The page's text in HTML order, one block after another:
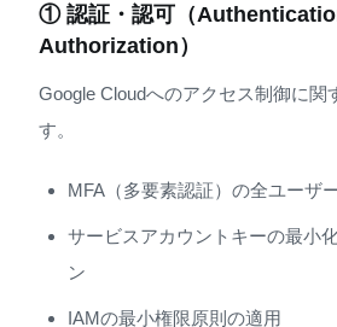
① 認証・認可（
Authorization）
Google Cloudへのアクセス制御に関
す。
MFA（多要素認証）の全ユーザ
サービスアカウントキーの最小
ン
IAMの最小権限原則の適用